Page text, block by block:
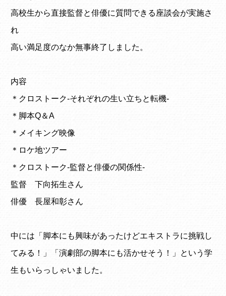
高校生から直接監督と俳優に質問できる座談会が実施さ
れ
高い満足度のなか無事終了しました。
内容
＊クロストーク-それぞれの生い立ちと転機-
＊脚本Q＆A
＊メイキング映像
＊ロケ地ツアー
＊クロストーク-監督と俳優の関係性-
監督 下向拓生さん
俳優 長屋和彰さん
中には「脚本にも興味があったけどエキストラに挑戦し
てみる！」「演劇部の脚本にも活かせそう！」という学
生もいらっしゃいました。